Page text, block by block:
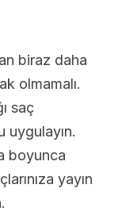
biraz daha
olmamalı.
saç
uygulayın.
boyunca
yayın